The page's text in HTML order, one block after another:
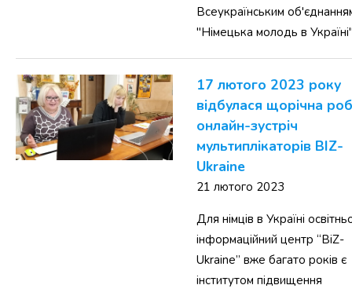
Всеукраїнським
"Німецька молодь в
17 лютого 2023 року
відбулася щорічна
онлайн-зустріч
мультиплікаторів BIZ-
Ukraine
21 лютого 2023
Для німців в Україні
інформаційний центр “BiZ-
Ukraine” вже багато років є
інститутом підвищення